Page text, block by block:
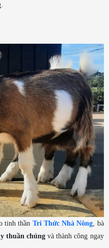
tinh thần Tri Thức Nhà Nông, bà
thuần chủng và thành công ngay